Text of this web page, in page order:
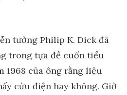
tưởng Philip K. Dick đã
trong tựa đề cuốn tiểu
1968 của ông rằng liệu
cừu điện hay không. Giờ